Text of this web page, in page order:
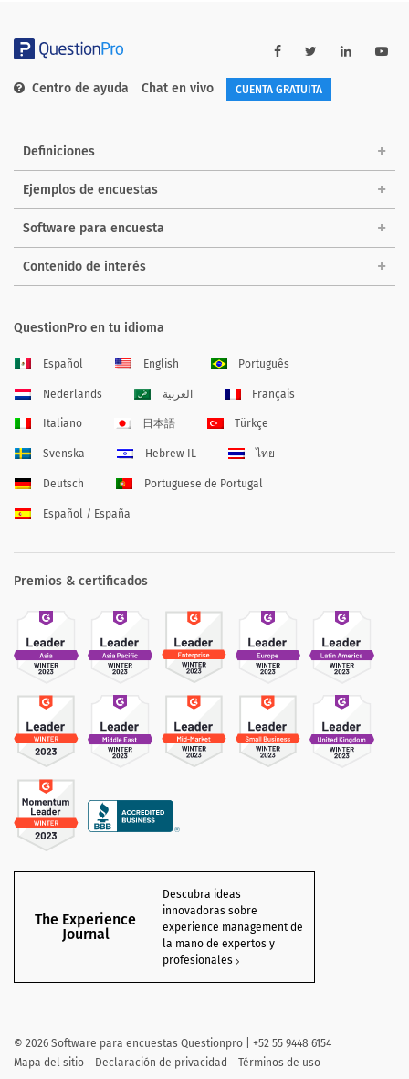
Centro de ayuda Chat en vivo CUENTA GRATUITA
Definiciones
Ejemplos de encuestas
Software para encuesta
Contenido de interés
QuestionPro en tu idioma
Español English Português
Nederlands العربية Français
Italiano 日本語 Türkçe
Svenska Hebrew IL ไทย
Deutsch Portuguese de Portugal
Español / España
Premios & certificados
The Experience
Journal
Descubra ideas
innovadoras sobre
experience management de
la mano de expertos y
profesionales
© 2026 Software para encuestas Questionpro | +52 55 9448 6154
Mapa del sitio
Declaración de privacidad Términos de uso